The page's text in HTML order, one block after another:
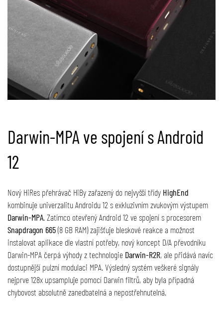
Darwin-MPA ve spojení s Android
12
Nový HiRes přehrávač HiBy zařazený do nejvyšší třídy HighEnd
kombinuje univerzalitu Androidu 12 s exkluzivním zvukovým výstupem
Darwin-MPA. Zatímco otevřený Android 12 ve spojení s procesorem
Snapdragon 665(8 GB RAM) zajišťuje bleskové reakce a možnost
instalovat aplikace dle vlastní potřeby, nový koncept D/A převodníku
Darwin-MPA čerpá výhody z technologie Darwin-R2R, ale přidává navíc
dostupnější pulzní modulaci MPA. Výsledný systém veškeré signály
nejprve 128x upsampluje pomocí Darwin filtrů, aby byla případná
chybovost absolutně zanedbatelná a nepostřehnutelná.